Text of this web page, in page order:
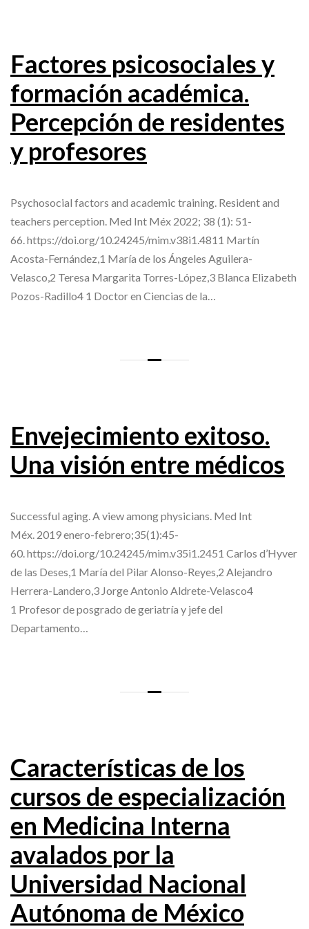
Factores psicosociales y
formación académica.
Percepción de residentes
y profesores
Psychosocial factors and academic training. Resident and
teachers perception. Med Int Méx 2022; 38 (1): 51-
66. https://doi.org/10.24245/mim.v38i1.4811 Martín
Acosta-Fernández,1 María de los Ángeles Aguilera-
Velasco,2 Teresa Margarita Torres-López,3 Blanca Elizabeth
Pozos-Radillo4 1 Doctor en Ciencias de la…
Envejecimiento exitoso.
Una visión entre médicos
Successful aging. A view among physicians. Med Int
Méx. 2019 enero-febrero;35(1):45-
60. https://doi.org/10.24245/mim.v35i1.2451 Carlos d’Hyver
de las Deses,1 María del Pilar Alonso-Reyes,2 Alejandro
Herrera-Landero,3 Jorge Antonio Aldrete-Velasco4
1 Profesor de posgrado de geriatría y jefe del
Departamento…
Características de los
cursos de especialización
en Medicina Interna
avalados por la
Universidad Nacional
Autónoma de México